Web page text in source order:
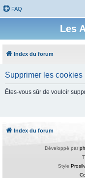
FAQ
Les
Index du forum
Supprimer les cookies
Êtes-vous sûr de vouloir
Index du forum
Développé par
Style